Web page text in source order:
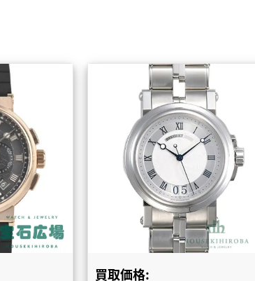
買取価格: